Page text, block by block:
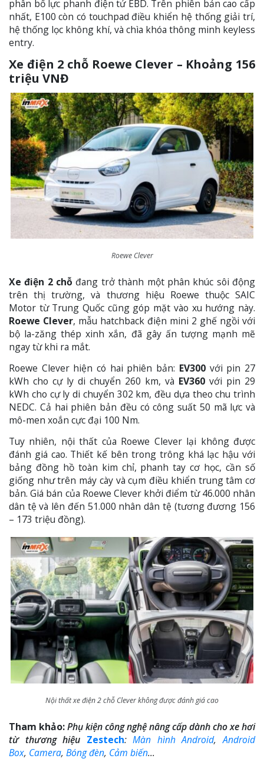
phân bổ lực phanh điện tử EBD. Trên phiên bản cao cấp
nhất, E100 còn có touchpad điều khiển hệ thống giải trí,
hệ thống lọc không khí, và chìa khóa thông minh keyless
entry.
Xe điện 2 chỗ Roewe Clever – Khoảng 156
triệu VNĐ
Roewe Clever
Xe điện 2 chỗ đang trở thành một phân khúc sôi động
trên thị trường, và thương hiệu Roewe thuộc SAIC
Motor từ Trung Quốc cũng góp mặt vào xu hướng này.
Roewe Clever, mẫu hatchback điện mini 2 ghế ngồi với
bộ la-zăng thép xinh xắn, đã gây ấn tượng mạnh mẽ
ngay từ khi ra mắt.
Roewe Clever hiện có hai phiên bản: EV300với pin 27
kWh cho cự ly di chuyển 260 km, và EV360 với pin 29
kWh cho cự ly di chuyển 302 km, đều dựa theo chu trình
NEDC. Cả hai phiên bản đều có công suất 50 mã lực và
mô-men xoắn cực đại 100 Nm.
Tuy nhiên, nội thất của Roewe Clever lại không được
đánh giá cao. Thiết kế bên trong trông khá lạc hậu với
bảng đồng hồ toàn kim chỉ, phanh tay cơ học, cần số
giống như trên máy cày và cụm điều khiển trung tâm cơ
bản. Giá bán của Roewe Clever khởi điểm từ 46.000 nhân
dân tệ và lên đến 51.000 nhân dân tệ (tương đương 156
– 173 triệu đồng).
Nội thất xe điện 2 chỗ Clever không được đánh giá cao
Tham khảo:Phụ kiện công nghệ nâng cấp dành cho xe hơi
từ thương hiệu Zestech:Màn hình Android,Android
Box, Camera, Bóng đèn, Cảm biến…